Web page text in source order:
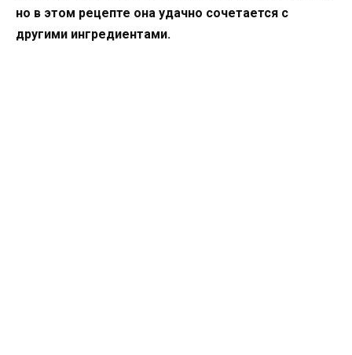
но в этом рецепте она удачно сочетается с
другими ингредиентами.